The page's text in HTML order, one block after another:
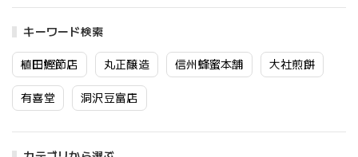
キーワード検索
植田鰹節店 丸正醸造 信州蜂蜜本舗 大社煎餅
有喜堂 洞沢豆富店